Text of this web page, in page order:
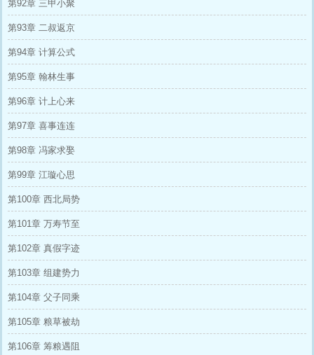
第92章 三甲小聚
第93章 二叔返京
第94章 计算公式
第95章 翰林生事
第96章 计上心来
第97章 喜事连连
第98章 冯家求娶
第99章 江璇心思
第100章 西北局势
第101章 万寿节至
第102章 真假字迹
第103章 组建势力
第104章 父子同乘
第105章 粮草被劫
第106章 筹粮遇阻